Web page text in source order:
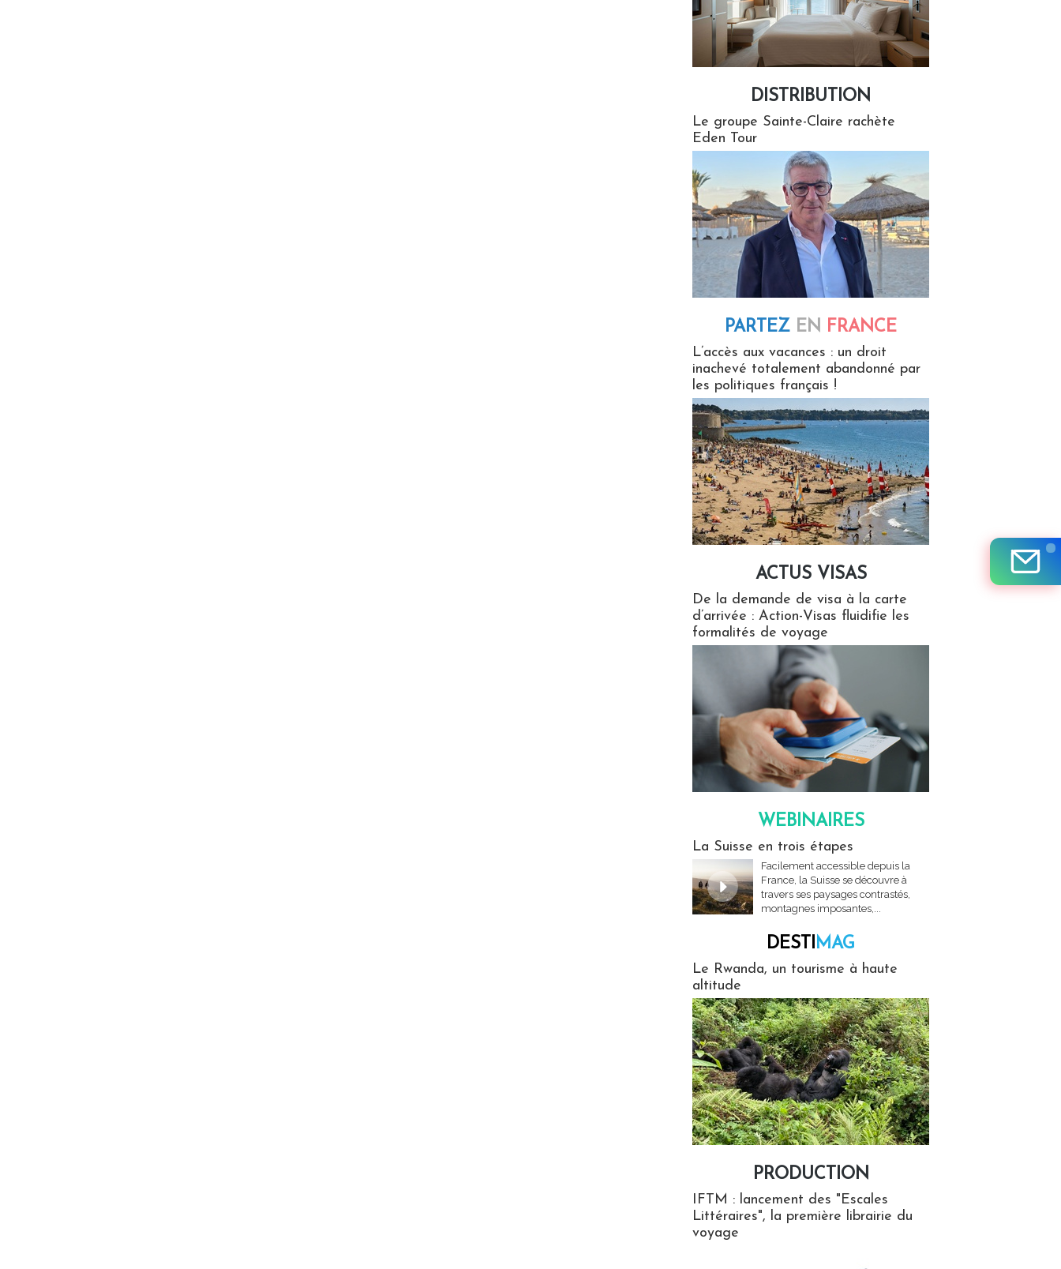
DISTRIBUTION
Le groupe Sainte-Claire rachète
Eden Tour
PARTEZ EN FRANCE
L’accès aux vacances : un droit
inachevé totalement abandonné par
les politiques français !
ACTUS VISAS
De la demande de visa à la carte
d’arrivée : Action-Visas fluidifie les
formalités de voyage
WEBINAIRES
La Suisse en trois étapes
Facilement accessible depuis la
France, la Suisse se découvre à
travers ses paysages contrastés,
montagnes imposantes,...
DESTIMAG
Le Rwanda, un tourisme à haute
altitude
PRODUCTION
IFTM : lancement des "Escales
Littéraires", la première librairie du
voyage